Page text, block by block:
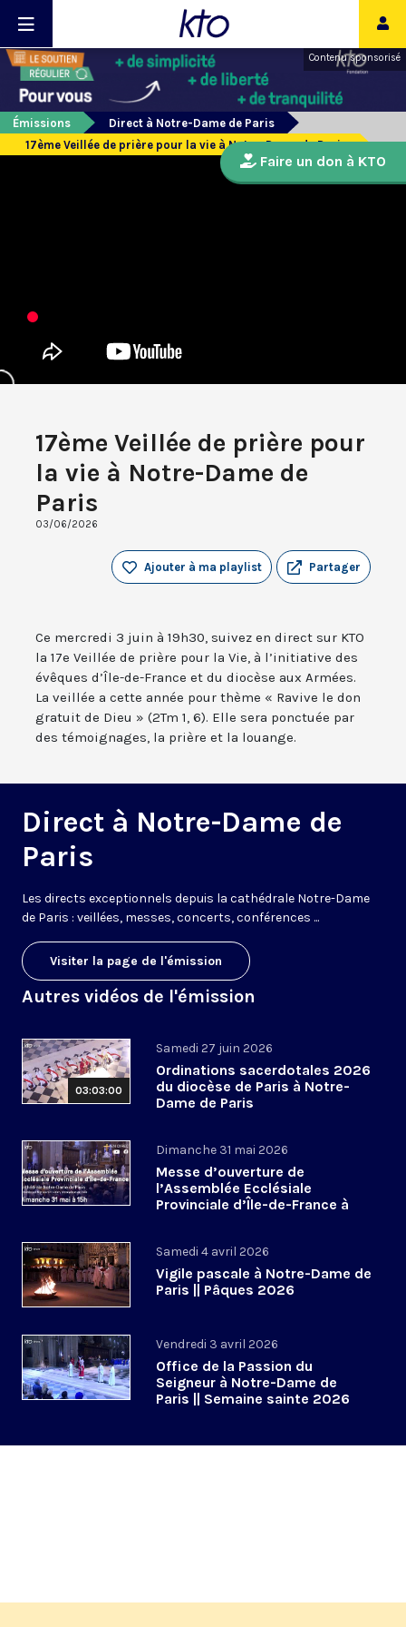
Contenu sponsorisé
Émissions
Direct à Notre-Dame de Paris
17ème Veillée de prière pour la vie à Notre-Dame de Paris
17ème Veillée de prière pour
la vie à Notre-Dame de
Paris
03/06/2026
Partager
Ajouter à ma playlist
Ce mercredi 3 juin à 19h30, suivez en direct sur KTO
la 17e Veillée de prière pour la Vie, à l’initiative des
évêques d’Île-de-France et du diocèse aux Armées.
La veillée a cette année pour thème « Ravive le don
gratuit de Dieu » (2Tm 1, 6). Elle sera ponctuée par
des témoignages, la prière et la louange.
Direct à Notre-Dame de
Paris
Les directs exceptionnels depuis la cathédrale Notre-Dame
de Paris : veillées, messes, concerts, conférences ...
Visiter la page de l'émission
Autres vidéos de l'émission
03:03:00
Samedi 27 juin 2026
Ordinations sacerdotales 2026
du diocèse de Paris à Notre-
Dame de Paris
Dimanche 31 mai 2026
Messe d’ouverture de
l’Assemblée Ecclésiale
Provinciale d’Île-de-France à
Samedi 4 avril 2026
Vigile pascale à Notre-Dame de
Paris || Pâques 2026
Vendredi 3 avril 2026
Office de la Passion du
Seigneur à Notre-Dame de
Paris || Semaine sainte 2026
Faire un don à KTO